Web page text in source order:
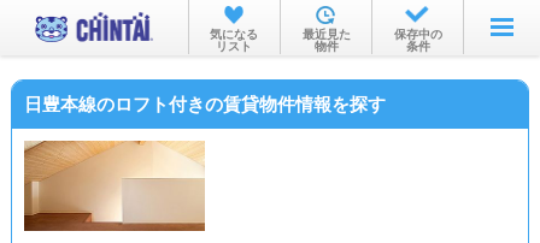
お部屋を探す
沿線・駅から
気になる
リスト
最近見た
物件
保存中の
条件
日豊本線のロフト付きの賃貸物件情報を探す